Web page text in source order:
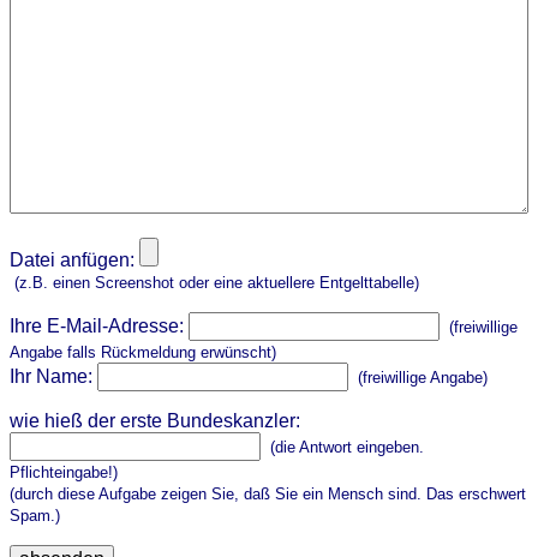
Datei anfügen:
(z.B. einen Screenshot oder eine aktuellere Entgelttabelle)
Ihre E-Mail-Adresse:
(freiwillige
Angabe falls Rückmeldung erwünscht)
Ihr Name: (freiwillige Angabe)
wie hieß der erste Bundeskanzler:
(die Antwort eingeben.
Pflichteingabe!)
(durch diese Aufgabe zeigen Sie, daß Sie ein Mensch sind. Das erschwert
Spam.)